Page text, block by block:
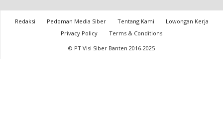
Redaksi Pedoman Media Siber Tentang Kami
Lowongan Kerja
Privacy Policy
Terms & Conditions
© PT Visi Siber Banten 2016-2025